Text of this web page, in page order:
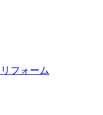
フォーム